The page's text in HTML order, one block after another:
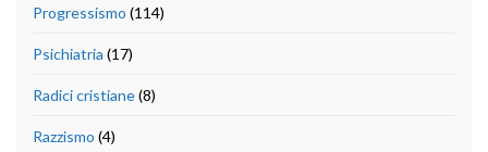
Progressismo (114)
Psichiatria (17)
Radici cristiane(8)
Razzismo (4)